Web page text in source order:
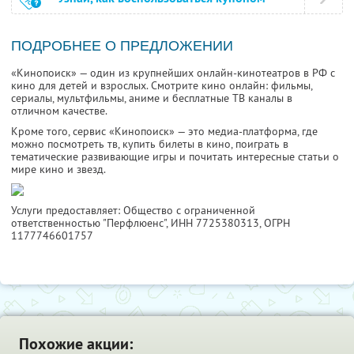
ПОДРОБНЕЕ О ПРЕДЛОЖЕНИИ
«Кинопоиск» — один из крупнейших онлайн-кинотеатров в РФ с
кино для детей и взрослых. Смотрите кино онлайн: фильмы,
сериалы, мультфильмы, аниме и бесплатные ТВ каналы в
отличном качестве.
Кроме того, сервис «Кинопоиск» — это медиа-платформа, где
можно посмотреть тв, купить билеты в кино, поиграть в
тематические развивающие игры и почитать интересные статьи о
мире кино и звезд.
Услуги предоставляет: Общество с ограниченной
ответственностью "Перфлюенс", ИНН 7725380313, ОГРН
1177746601757
Похожие акции: